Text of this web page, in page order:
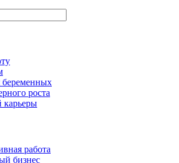
беременных
роста
карьеры
работа
бизнес